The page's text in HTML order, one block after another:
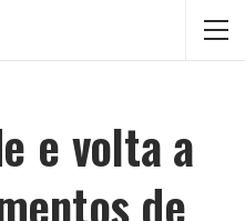
e volta a
de